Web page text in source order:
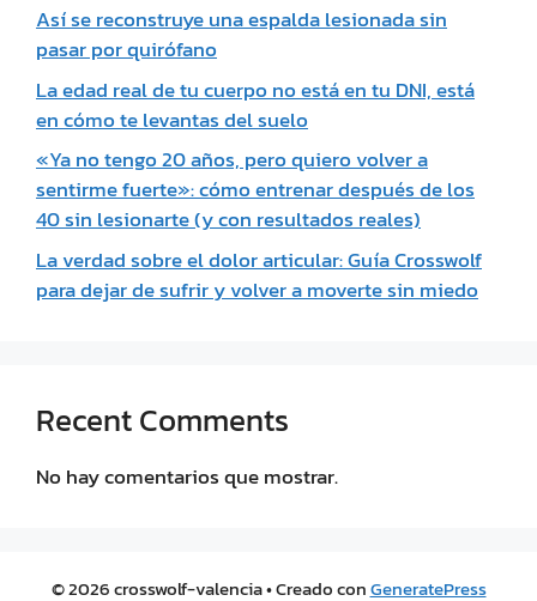
Así se reconstruye una espalda lesionada sin
pasar por quirófano
La edad real de tu cuerpo no está en tu DNI, está
en cómo te levantas del suelo
«Ya no tengo 20 años, pero quiero volver a
sentirme fuerte»: cómo entrenar después de los
40 sin lesionarte (y con resultados reales)
La verdad sobre el dolor articular: Guía Crosswolf
para dejar de sufrir y volver a moverte sin miedo
Recent Comments
No hay comentarios que mostrar.
© 2026 crosswolf-valencia• Creado conGeneratePress